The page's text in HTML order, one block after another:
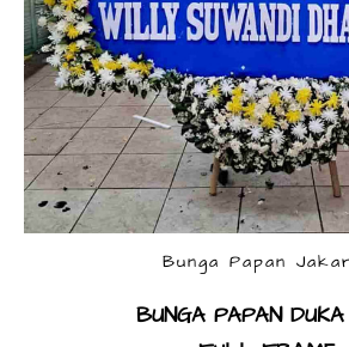
Bunga Papan
BUNGA PAPAN